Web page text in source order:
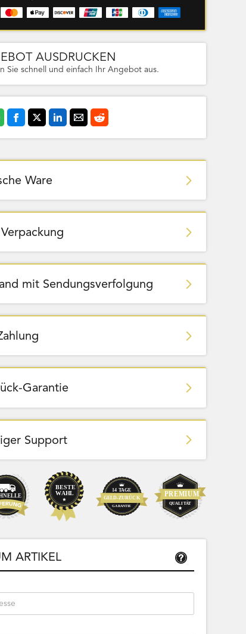
AUSDRUCKEN
Sie schnell und einfach Ihr Angebot aus.
Ware
mit Sendungsverfolgung
Garantie
Support
ARTIKEL